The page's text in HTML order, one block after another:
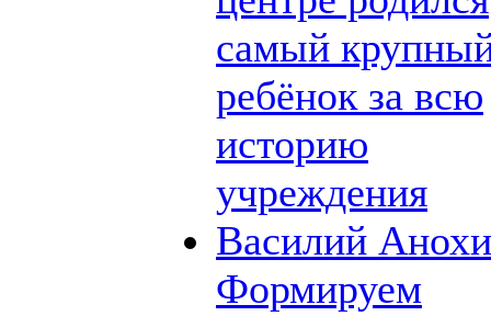
самый
ребёнок за всю
историю
учреждения
Василий
Формируем